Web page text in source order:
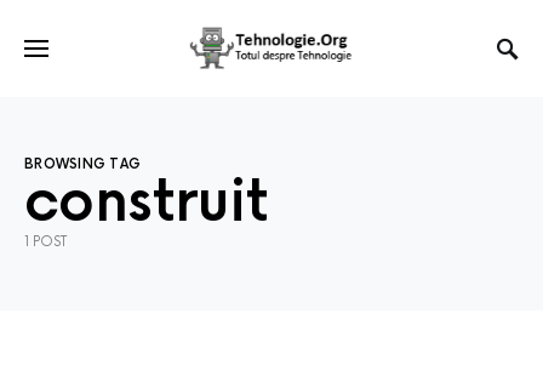
BROWSING TAG
construit
1 POST